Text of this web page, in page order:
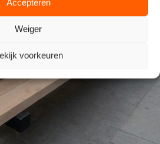
Accepteren
Weiger
voorkeuren